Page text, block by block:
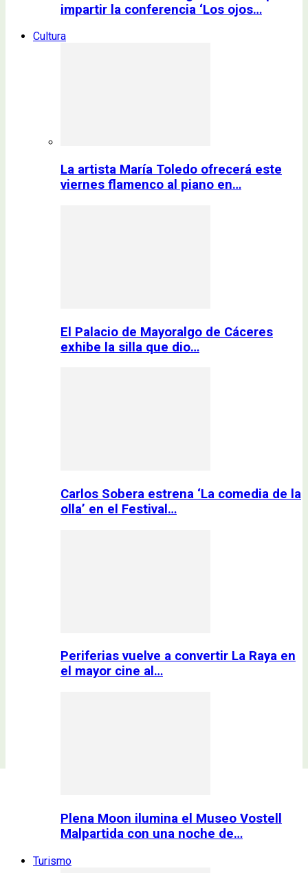
impartir la conferencia ‘Los ojos…
Cultura
La artista María Toledo ofrecerá este
viernes flamenco al piano en…
El Palacio de Mayoralgo de Cáceres
exhibe la silla que dio…
Carlos Sobera estrena ‘La comedia de la
olla’ en el Festival…
Periferias vuelve a convertir La Raya en
el mayor cine al…
Plena Moon ilumina el Museo Vostell
Malpartida con una noche de…
Turismo